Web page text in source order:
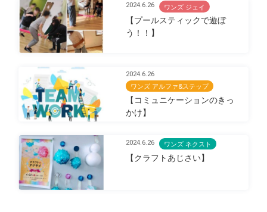
2024.6.26 ワンズ ジェイ
【プールスティックで遊ぼ
う！！】
2024.6.26
ワンズ アルファ&ステップ
【コミュニケーションのきっ
かけ】
2024.6.26 ワンズ ネクスト
【クラフトあじさい】